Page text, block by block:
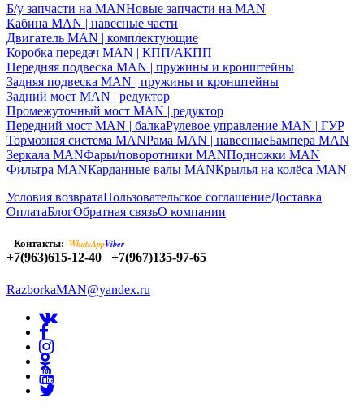
Б/у запчасти на MANНовые запчасти на MAN
Кабина MAN | навесные части
Двигатель MAN | комплектующие
Коробка передач MAN | КПП/АКПП
Передняя подвеска MAN | пружины и кронштейны
Задняя подвеска MAN | пружины и кронштейны
Задний мост MAN | редуктор
Промежуточный мост MAN | редуктор
Передний мост MAN | балкаРулевое управление MAN | ГУР
Тормозная система MANРама MAN | навесныеБампера MAN
Зеркала MANФары/поворотники MANПодножки MAN
Фильтра MANКарданные валы MANКрылья на колёса MAN
Условия возвратаПользовательское соглашениеДоставка
ОплатаБлогОбратная связьО компании
Контакты: WhatsAppViber
+7(963)615-12-40 +7(967)135-97-65
RazborkaMAN@yandex.ru